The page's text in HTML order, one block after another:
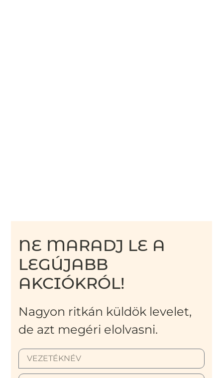
NE MARADJ LE A
LEGÚJABB
AKCIÓKRÓL!
Nagyon ritkán küldök levelet,
de azt megéri elolvasni.